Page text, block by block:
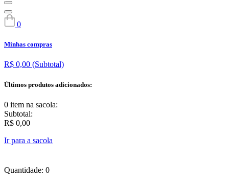
0
Minhas compras
R$ 0,00 (Subtotal)
Últimos produtos adicionados:
0 item na sacola:
Subtotal:
R$ 0,00
Ir para a sacola
Quantidade: 0